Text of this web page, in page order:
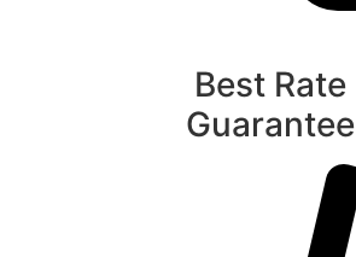
Best Rate
Guarantee